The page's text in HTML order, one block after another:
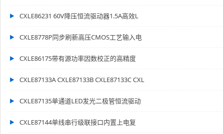
CXLE86231 60V降压恒流驱动器1.5A高效L
CXLE8778P同步刷新高压CMOS工艺输入电
CXLE86175带有源功率因数校正的高精度
CXLE87133A CXLE87133B CXLE87133C CXL
CXLE87135单通道LED发光二极管恒流驱动
CXLE87144单线串行级联接口内置上电复